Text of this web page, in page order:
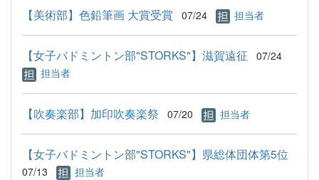
【美術部】色鉛筆画 大賞受賞 07/24 担当者
【女子バドミントン部"STORKS"】滋賀遠征
07/24
担当者
【吹奏楽部】加印吹奏楽祭 07/20 担当者
【女子バドミントン部"STORKS"】県総体団体第5位
07/13 担当者